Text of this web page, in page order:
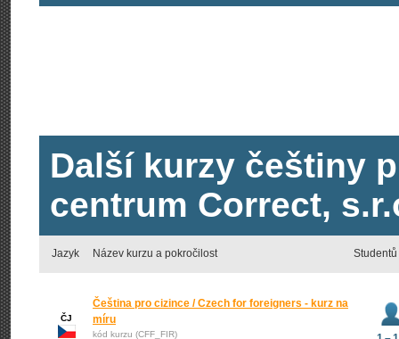
Další kurzy češtiny
centrum Correct,
Jazyk Název kurzu a pokročilost Studentů
ČJ
Čeština pro cizince / Czech for foreigners - kurz na
míru
kód kurzu (CFF_FIR)